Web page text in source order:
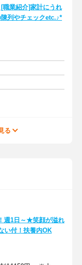
[職業紹介]家計にうれ
列やチェックetc.♪*
る
週1日～★笑顔が溢れ
い付！扶養内OK